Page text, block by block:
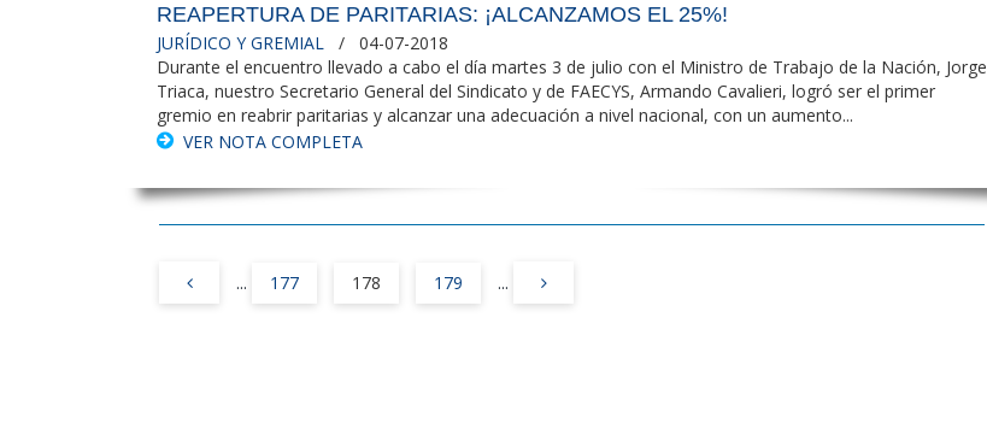
REAPERTURA DE PARITARIAS: ¡ALCANZAMOS EL 25%!
JURÍDICO Y GREMIAL / 04-07-2018
Durante el encuentro llevado a cabo el día martes 3 de julio con el Ministro de Trabajo de la Nación, Jorge
Triaca, nuestro Secretario General del Sindicato y de FAECYS, Armando Cavalieri, logró ser el primer
gremio en reabrir paritarias y alcanzar una adecuación a nivel nacional, con un aumento...
VER NOTA COMPLETA
... 177 178 179 ...